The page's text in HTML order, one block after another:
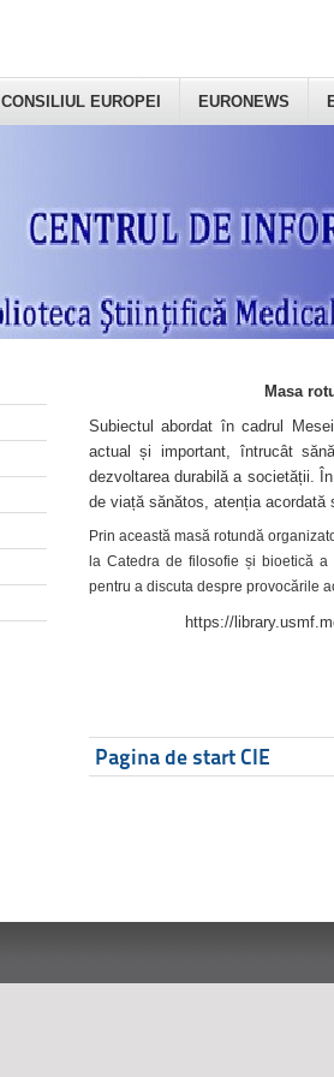
CONSILIUL EUROPEI EURONEWS
Masa
Subiectul abordat în cadrul
actual și important, întrucât
dezvoltarea durabilă a societății.
de viață sănătos, atenția acordată
Prin această masă rotundă
la Catedra de filosofie și bioetică a
pentru a discuta despre provocările
https://
Pagina de start CIE